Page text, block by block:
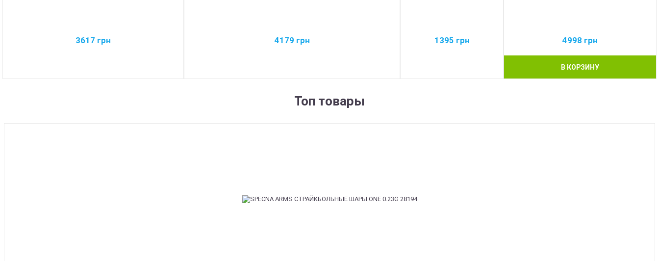
3617 грн 4179 грн 1395 грн 4998 грн
В КОРЗИНУ
Топ товары